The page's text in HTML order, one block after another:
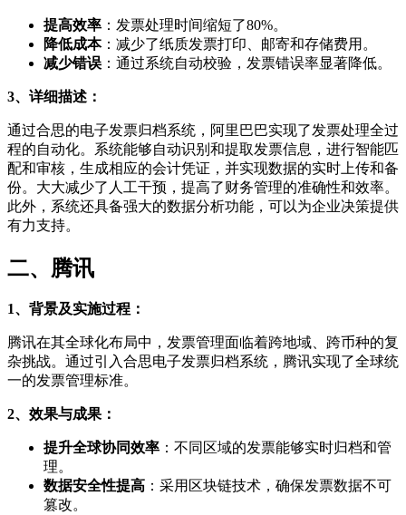
提高效率 ：发票处理时间缩短了80%。
降低成本：减少了纸质发票打印、邮寄和存储费用。
减少错误 ：通过系统自动校验，发票错误率显著降低。
3、详细描述：
通过合思的电子发票归档系统，阿里巴巴实现了发票处理全过
程的自动化。系统能够自动识别和提取发票信息，进行智能匹
配和审核，生成相应的会计凭证，并实现数据的实时上传和备
份。大大减少了人工干预，提高了财务管理的准确性和效率。
此外，系统还具备强大的数据分析功能，可以为企业决策提供
有力支持。
二、腾讯
1、背景及实施过程：
腾讯在其全球化布局中，发票管理面临着跨地域、跨币种的复
杂挑战。通过引入合思电子发票归档系统，腾讯实现了全球统
一的发票管理标准。
2、效果与成果：
提升全球协同效率 ：不同区域的发票能够实时归档和管
理。
数据安全性提高 ：采用区块链技术，确保发票数据不可
篡改。